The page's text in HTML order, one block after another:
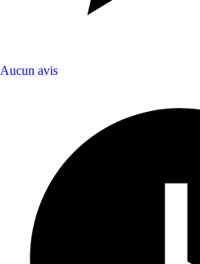
Aucun avis